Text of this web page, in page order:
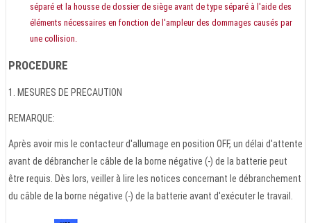
séparé et la housse de dossier de siège avant de type séparé à l'aide des
éléments nécessaires en fonction de l'ampleur des dommages causés par
une collision.
PROCEDURE
1. MESURES DE PRECAUTION
REMARQUE:
Après avoir mis le contacteur d'allumage en position OFF, un délai d'attente
avant de débrancher le câble de la borne négative (-) de la batterie peut
être requis. Dès lors, veiller à lire les notices concernant le débranchement
du câble de la borne négative (-) de la batterie avant d'exécuter le travail.